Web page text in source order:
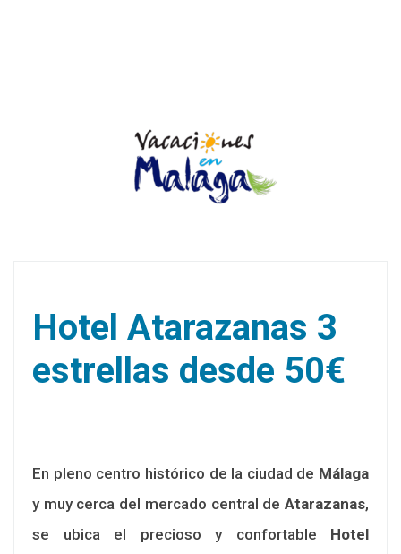
Hotel Atarazanas 3
estrellas desde 50€
En pleno centro histórico de la ciudad de Málaga
y muy cerca del mercado central de Atarazanas,
se ubica el precioso y confortable Hotel